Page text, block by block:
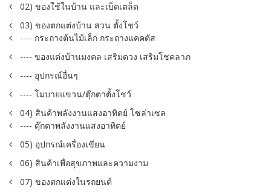
02) ของใช้ในบ้าน และเบ็ดเตล็ด
03) ของตกแต่งบ้าน สวน ตั้งโชว์
---- กระถางต้นไม้เล็ก กระถางแคคตัส
---- ของแต่งบ้านมงคล เสริมดวง เสริมโชคลาภ
---- อุปกรณ์อื่นๆ
---- โมบายแขวน/ตุ๊กตาตั้งโชว์
04) สินค้าพลังงานแสงอาทิตย์ โซล่าเซล
---- ตุ๊กตาพลังงานแสงอาทิตย์
05) อุปกรณ์เครื่องเขียน
06) สินค้าเพื่อสุขภาพและความงาม
07) ของตกแต่งในรถยนต์